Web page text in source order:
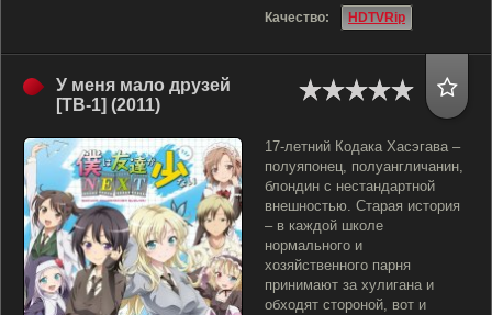
Качество:
HDTVRip
У меня мало друзей
[ТВ-1] (2011)
17-летний Кодака Хасэгава –
полуяпонец, полуангличанин,
блондин с нестандартной
внешностью. Старая история
– в каждой школе
нормального и
хозяйственного парня
принимают за хулигана и
обходят стороной, вот и